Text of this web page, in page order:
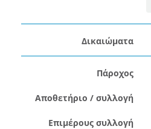
Δικαιώματα
Πάροχος
Αποθετήριο / συλλογή
Επιμέρους συλλογή